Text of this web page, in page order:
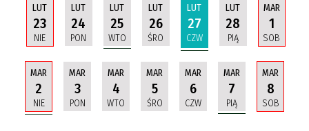
LUT
23
NIE
LUT
24
PON
LUT
25
WTO
LUT
26
ŚRO
LUT
27
CZW
LUT
28
PIĄ
MAR
1
SOB
MAR
2
NIE
MAR
3
PON
MAR
4
WTO
MAR
5
ŚRO
MAR
6
CZW
MAR
7
PIĄ
MAR
8
SOB